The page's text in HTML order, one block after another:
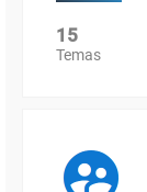
15
Temas